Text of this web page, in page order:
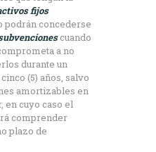
fijos
podrán concederse
cuando
a no
durante un
(5) años, salvo
amortizables en
cuyo caso el
comprender
plazo de